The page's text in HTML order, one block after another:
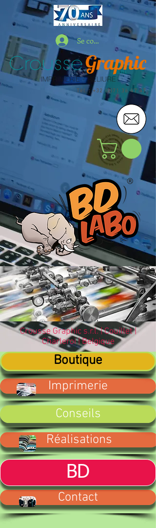
Se connecter
Tél. : +32 (0)71 36 47 47
Crousse Graphic s.r.l. | Couillet |
Charleroi|Belgique
Boutique
Imprimerie
Conseils
Réalisations
BD
Contact